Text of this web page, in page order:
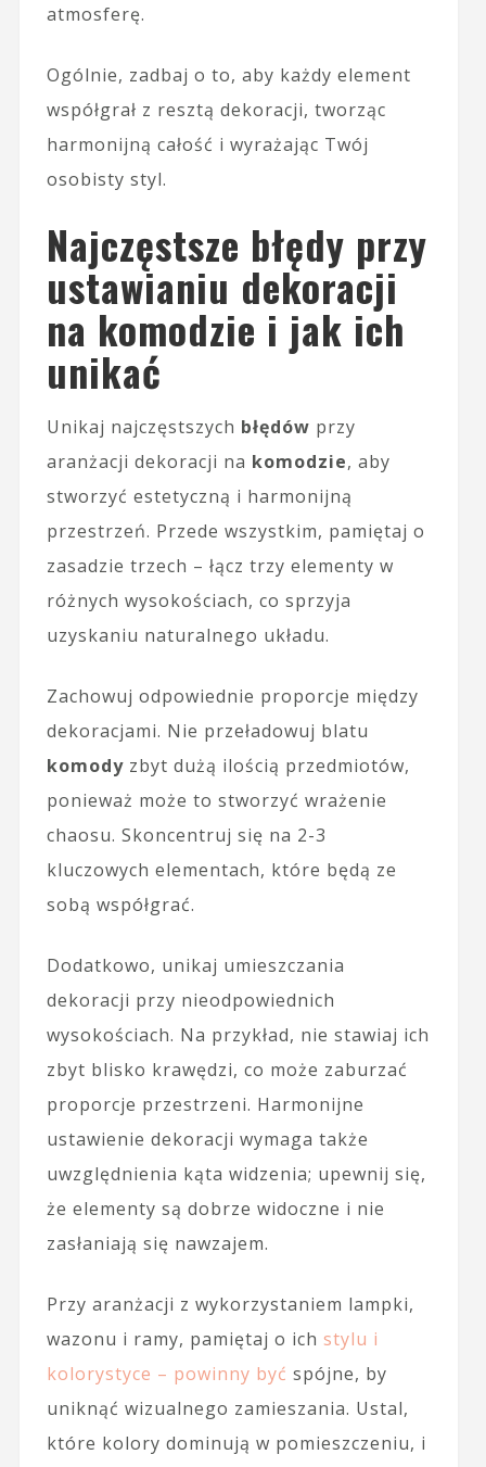
atmosferę.
Ogólnie, zadbaj o to, aby każdy element
współgrał z resztą dekoracji, tworząc
harmonijną całość i wyrażając Twój
osobisty styl.
Najczęstsze błędy przy
ustawianiu dekoracji
na komodzie i jak ich
unikać
Unikaj najczęstszych błędów przy
aranżacji dekoracji na komodzie, aby
stworzyć estetyczną i harmonijną
przestrzeń. Przede wszystkim, pamiętaj o
zasadzie trzech – łącz trzy elementy w
różnych wysokościach, co sprzyja
uzyskaniu naturalnego układu.
Zachowuj odpowiednie proporcje między
dekoracjami. Nie przeładowuj blatu
komodyzbyt dużą ilością przedmiotów,
ponieważ może to stworzyć wrażenie
chaosu. Skoncentruj się na 2-3
kluczowych elementach, które będą ze
sobą współgrać.
Dodatkowo, unikaj umieszczania
dekoracji przy nieodpowiednich
wysokościach. Na przykład, nie stawiaj ich
zbyt blisko krawędzi, co może zaburzać
proporcje przestrzeni. Harmonijne
ustawienie dekoracji wymaga także
uwzględnienia kąta widzenia; upewnij się,
że elementy są dobrze widoczne i nie
zasłaniają się nawzajem.
Przy aranżacji z wykorzystaniem lampki,
wazonu i ramy, pamiętaj o ich stylu i
kolorystyce – powinny być spójne, by
uniknąć wizualnego zamieszania. Ustal,
które kolory dominują w pomieszczeniu, i